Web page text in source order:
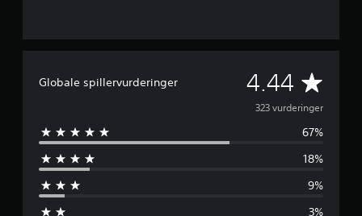
Globale spillervurderinger 4.44 G
e
n
n
323 vurderinger
67%
18%
9%
3%